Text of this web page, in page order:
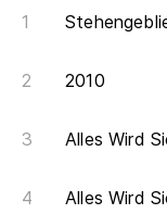
2010
Alles Wird
Alles Wird